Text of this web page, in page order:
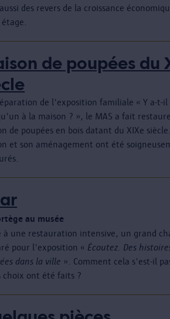
des revers de la croissance
de poupées du
de l'exposition familiale « Y a-t-il
à la maison ? », le MAS a fait
de poupées en bois datant du XIXe
et son aménagement ont été
au musée
à une restauration intensive, un grand
pour l'exposition « Écoutez. Des
dans la ville ». Comment cela s'est-il
choix ont été faits ?